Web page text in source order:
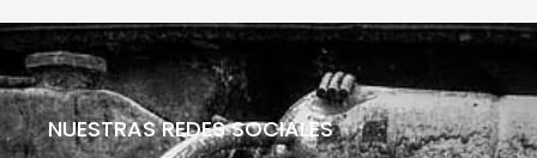
NUESTRAS REDES SOCIALES